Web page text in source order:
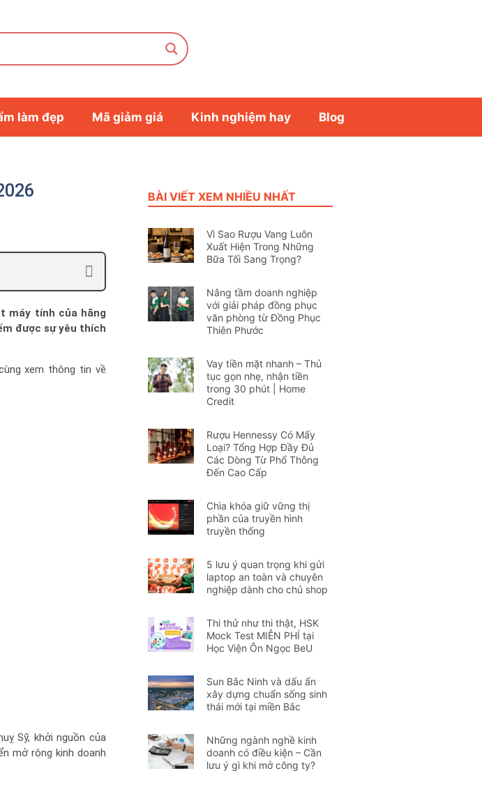
làm đẹp Mã giảm giá Kinh nghiệm hay Blog
máy tính của hãng
được sự yêu thích
xem thông tin về
Sỹ, khởi nguồn của
mở rộng kinh doanh
BÀI VIẾT XEM NHIỀU NHẤT
Vì Sao Rượu Vang Luôn
Xuất Hiện Trong Những
Bữa Tối Sang Trọng?
Nâng tầm doanh nghiệp
với giải pháp đồng phục
văn phòng từ Đồng Phục
Thiên Phước
Vay tiền mặt nhanh – Thủ
tục gọn nhẹ, nhận tiền
trong 30 phút | Home
Credit
Rượu Hennessy Có Mấy
Loại? Tổng Hợp Đầy Đủ
Các Dòng Từ Phổ Thông
Đến Cao Cấp
Chìa khóa giữ vững thị
phần của truyền hình
truyền thống
5 lưu ý quan trọng khi gửi
laptop an toàn và chuyên
nghiệp dành cho chủ shop
Thi thử như thi thật, HSK
Mock Test MIỄN PHÍ tại
Học Viện Ôn Ngọc BeU
Sun Bắc Ninh và dấu ấn
xây dựng chuẩn sống sinh
thái mới tại miền Bắc
Những ngành nghề kinh
doanh có điều kiện – Cần
lưu ý gì khi mở công ty?